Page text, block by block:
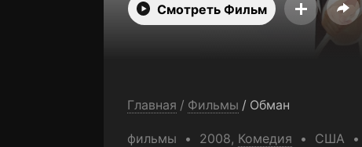
Смотреть Фильм
Главная / Фильмы / Обман
фильмы 2008, Комедия США